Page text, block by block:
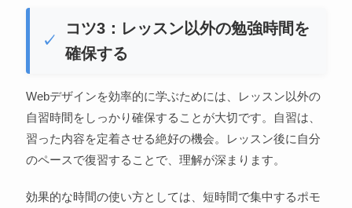
コツ3：レッスン以外の勉強時間を
確保する
Webデザインを効率的に学ぶためには、レッスン以外の
自習時間をしっかり確保することが大切です。自習は、
習った内容を定着させる絶好の機会。レッスン後に自分
のペースで復習することで、理解が深まります。
効果的な時間の使い方としては、短時間で集中するポモ